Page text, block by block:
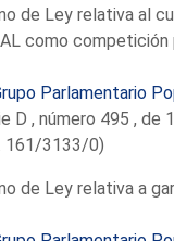
de Ley relativa al
como competición
Parlamentario
D , número 495 , de
161/3133/0)
de Ley relativa a